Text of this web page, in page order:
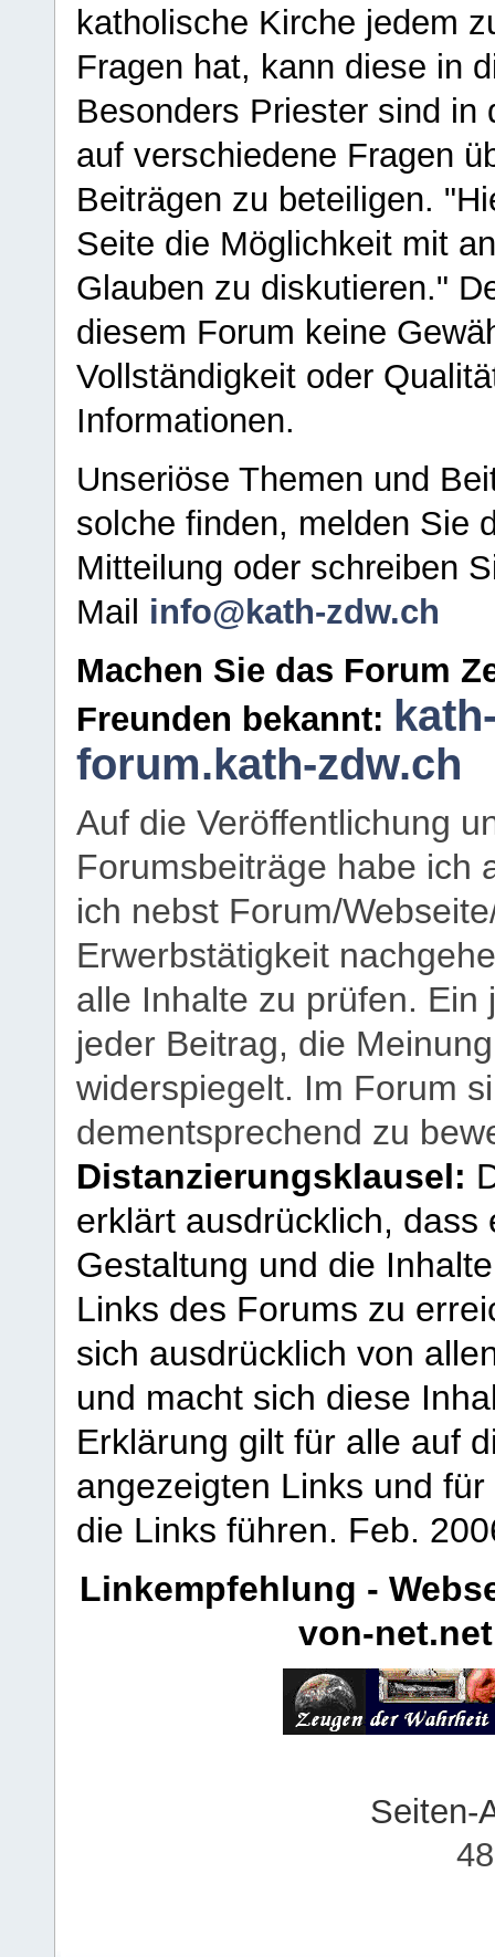
katholische Kirche jedem
Fragen hat, kann diese in
Besonders Priester sind in
auf verschiedene Fragen
Beiträgen zu beteiligen.
Seite die Möglichkeit mit
Glauben zu diskutieren."
diesem Forum keine
Vollständigkeit oder
Informationen.
Unseriöse Themen und
solche finden, melden Sie
Mitteilung oder schreiben
Mail info@kath-zdw.ch
Machen Sie das Forum
Freunden bekannt:
forum.kath-zdw.ch
Auf die Veröffentlichung
Forumsbeiträge habe ich
ich nebst Forum/
Erwerbstätigkeit
alle Inhalte zu prüfen.
jeder Beitrag, die
widerspiegelt. Im Forum
dementsprechend zu
Distanzierungsklausel:
erklärt ausdrücklich,
Gestaltung und die
Links des Forums zu
sich ausdrücklich von
und macht sich diese
Erklärung gilt für alle auf
angezeigten Links und
die Links führen. Feb.
Linkempfehlung -
von-net.net
Seiten-